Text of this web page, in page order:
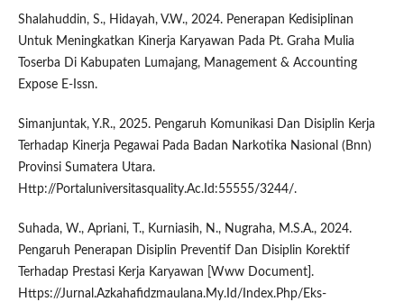
Shalahuddin, S., Hidayah, V.W., 2024. Penerapan Kedisiplinan
Untuk Meningkatkan Kinerja Karyawan Pada Pt. Graha Mulia
Toserba Di Kabupaten Lumajang, Management & Accounting
Expose E-Issn.
Simanjuntak, Y.R., 2025. Pengaruh Komunikasi Dan Disiplin Kerja
Terhadap Kinerja Pegawai Pada Badan Narkotika Nasional (Bnn)
Provinsi Sumatera Utara.
Http://Portaluniversitasquality.Ac.Id:55555/3244/.
Suhada, W., Apriani, T., Kurniasih, N., Nugraha, M.S.A., 2024.
Pengaruh Penerapan Disiplin Preventif Dan Disiplin Korektif
Terhadap Prestasi Kerja Karyawan [Www Document].
Https://Jurnal.Azkahafidzmaulana.My.Id/Index.Php/Eks-